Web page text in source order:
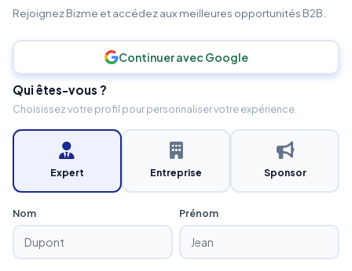
Rejoignez Bizme et accédez aux meilleures opportunités B2B.
Continuer avec Google
Qui êtes-vous ?
Choisissez votre profil pour personnaliser votre expérience.
Expert Entreprise Sponsor
Nom Prénom